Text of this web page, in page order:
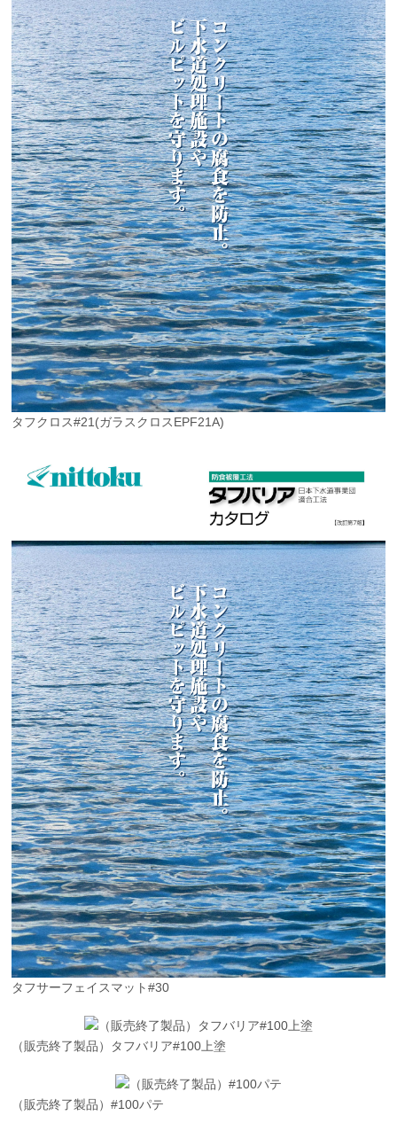
タフクロス#21(ガラスクロスEPF21A)
タフサーフェイスマット#30
（販売終了製品）タフバリア#100上塗
（販売終了製品）#100パテ